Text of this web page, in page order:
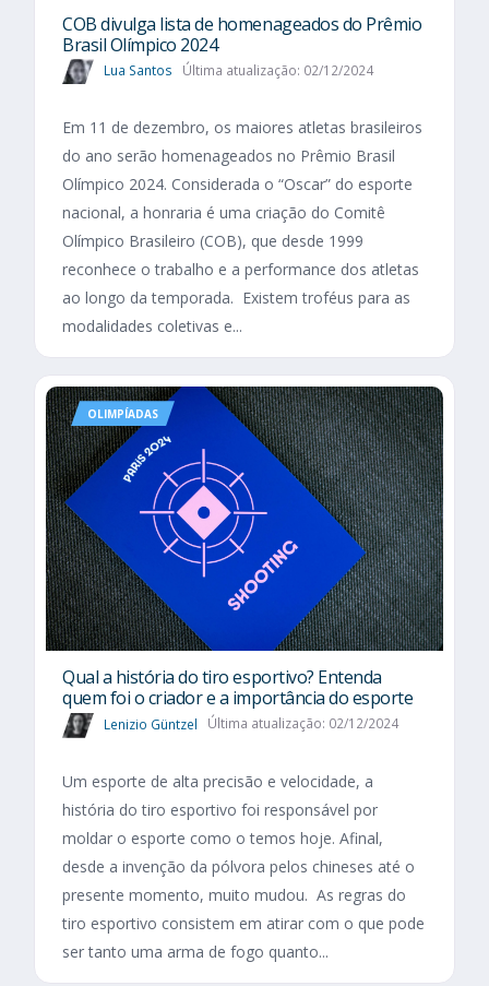
COB divulga lista de homenageados do Prêmio
Brasil Olímpico 2024
Lua Santos Última atualização: 02/12/2024
Em 11 de dezembro, os maiores atletas brasileiros
do ano serão homenageados no Prêmio Brasil
Olímpico 2024. Considerada o “Oscar” do esporte
nacional, a honraria é uma criação do Comitê
Olímpico Brasileiro (COB), que desde 1999
reconhece o trabalho e a performance dos atletas
ao longo da temporada. Existem troféus para as
modalidades coletivas e...
OLIMPÍADAS
Qual a história do tiro esportivo? Entenda
quem foi o criador e a importância do esporte
Lenizio Güntzel Última atualização: 02/12/2024
Um esporte de alta precisão e velocidade, a
história do tiro esportivo foi responsável por
moldar o esporte como o temos hoje. Afinal,
desde a invenção da pólvora pelos chineses até o
presente momento, muito mudou. As regras do
tiro esportivo consistem em atirar com o que pode
ser tanto uma arma de fogo quanto...